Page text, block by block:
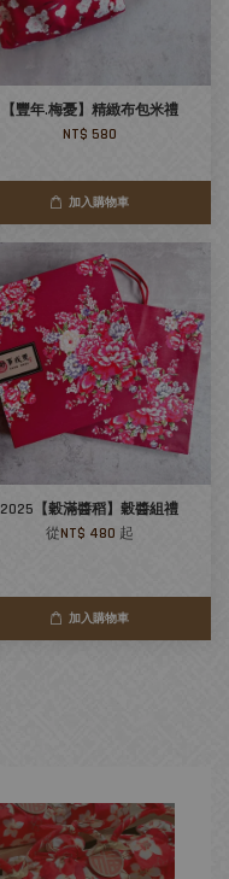
【豐年.梅憂】精緻布包米禮
NT$ 580
加入購物車
2025【穀滿醬稻】穀醬組禮
從NT$ 480 起
加入購物車